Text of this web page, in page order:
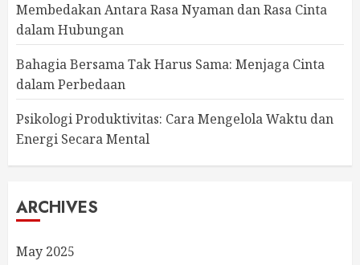
Membedakan Antara Rasa Nyaman dan Rasa Cinta
dalam Hubungan
Bahagia Bersama Tak Harus Sama: Menjaga Cinta
dalam Perbedaan
Psikologi Produktivitas: Cara Mengelola Waktu dan
Energi Secara Mental
ARCHIVES
May 2025